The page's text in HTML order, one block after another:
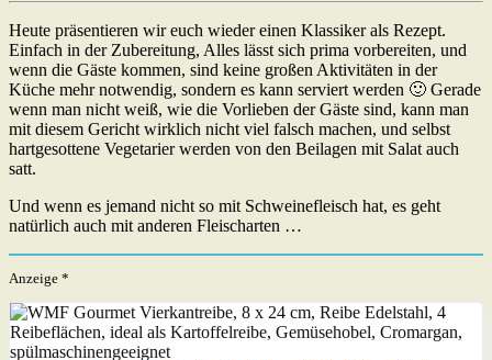
Heute präsentieren wir euch wieder einen Klassiker als Rezept.
Einfach in der Zubereitung, Alles lässt sich prima vorbereiten, und
wenn die Gäste kommen, sind keine großen Aktivitäten in der
Küche mehr notwendig, sondern es kann serviert werden 🙂 Gerade
wenn man nicht weiß, wie die Vorlieben der Gäste sind, kann man
mit diesem Gericht wirklich nicht viel falsch machen, und selbst
hartgesottene Vegetarier werden von den Beilagen mit Salat auch
satt.
Und wenn es jemand nicht so mit Schweinefleisch hat, es geht
natürlich auch mit anderen Fleischarten …
Anzeige *